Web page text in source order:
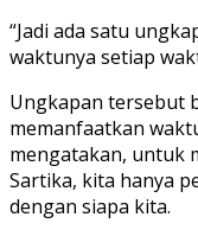
“Jadi ada satu
waktunya setiap
Ungkapan tersebut
memanfaatkan
mengatakan, untuk
Sartika, kita hanya
dengan siapa kita.